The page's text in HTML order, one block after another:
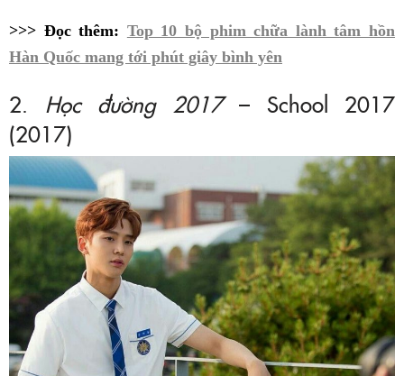
>>> Đọc thêm: Top 10 bộ phim chữa lành tâm hồn
Hàn Quốc mang tới phút giây bình yên
2. Học đường 2017– School 2017
(2017)